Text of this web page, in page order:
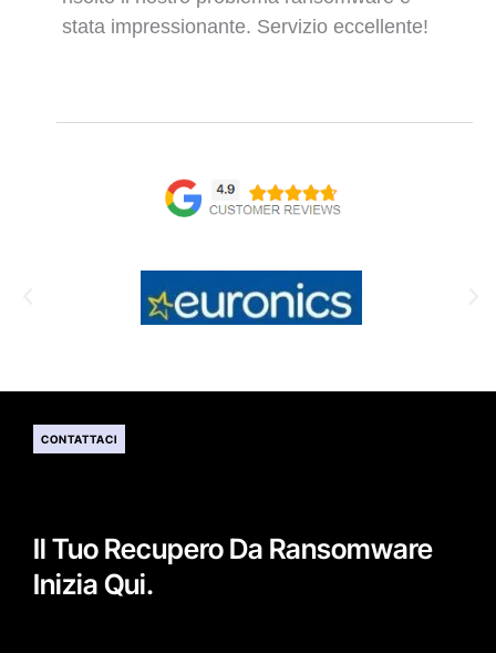
stata impressionante. Servizio eccellente!
CONTATTACI
Il Tuo Recupero Da Ransomware
Inizia Qui.